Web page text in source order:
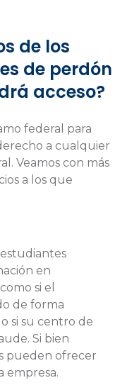
de los
de perdón
acceso?
federal para
a cualquier
Veamos con más
a los que
en
si el
de forma
si su centro de
Si bien
pueden ofrecer
empresa.